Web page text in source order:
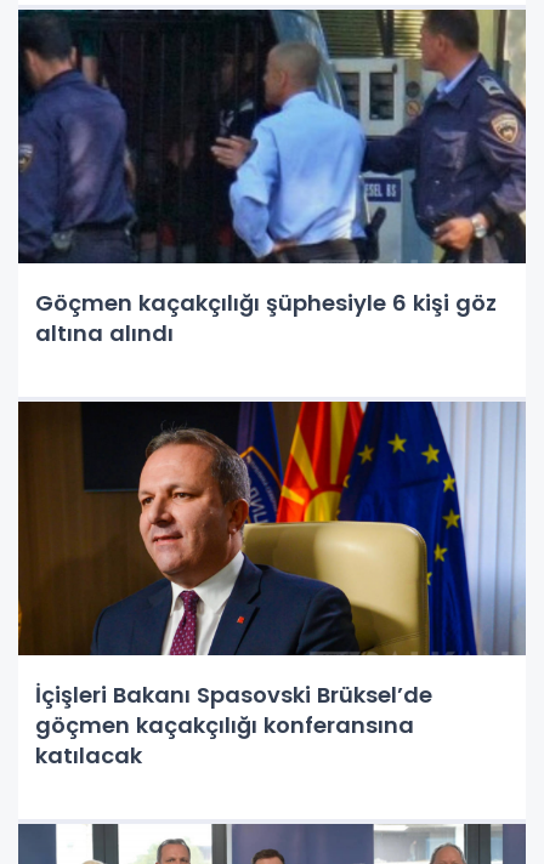
Göçmen kaçakçılığı şüphesiyle 6 kişi göz
altına alındı
İçişleri Bakanı Spasovski Brüksel’de
göçmen kaçakçılığı konferansına
katılacak